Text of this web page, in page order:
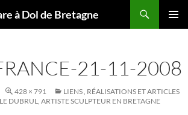
à Dol de Bretagne
21-11-2008
428 × 791
LIENS , RÉALISATIONS ET ARTICLES
DUBRUL, ARTISTE SCULPTEUR EN BRETAGNE